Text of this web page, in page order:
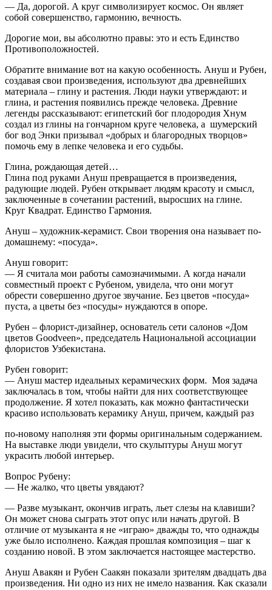
— Да, дорогой. А круг символизирует космос. Он являет
собой совершенство, гармонию, вечность.
Дорогие мои, вы абсолютно правы: это и есть Единство
Противоположностей.
Обратите внимание вот на какую особенность. Ануш и Рубен,
создавая свои произведения, используют два древнейших
материала – глину и растения. Люди науки утверждают: и
глина, и растения появились прежде человека. Древние
легенды рассказывают: египетский бог плодородия Хнум
создал из глины на гончарном круге человека, а шумерский
бог вод Энки призывал «добрых и благородных творцов»
помочь ему в лепке человека и его судьбы.
Глина, рождающая детей…
Глина под руками Ануш превращается в произведения,
радующие людей. Рубен открывает людям красоту и смысл,
заключенные в сочетании растений, выросших на глине.
Круг Квадрат. Единство Гармония.
Ануш – художник-керамист. Свои творения она называет по-
домашнему: «посуда».
Ануш говорит:
— Я считала мои работы самозначимыми. А когда начали
совместный проект с Рубеном, увидела, что они могут
обрести совершенно другое звучание. Без цветов «посуда»
пуста, а цветы без «посуды» нуждаются в опоре.
Рубен – флорист-дизайнер, основатель сети салонов «Дом
цветов Goodveen», председатель Национальной ассоциации
флористов Узбекистана.
Рубен говорит:
— Ануш мастер идеальных керамических форм. Моя задача
заключалась в том, чтобы найти для них соответствующее
продолжение. Я хотел показать, как можно фантастически
красиво использовать керамику Ануш, причем, каждый раз
по-новому наполняя эти формы оригинальным содержанием.
На выставке люди увидели, что скульптуры Ануш могут
украсить любой интерьер.
Вопрос Рубену:
— Не жалко, что цветы увядают?
— Разве музыкант, окончив играть, льет слезы на клавиши?
Он может снова сыграть этот опус или начать другой. В
отличие от музыканта я не «играю» дважды то, что однажды
уже было исполнено. Каждая прошлая композиция – шаг к
созданию новой. В этом заключается настоящее мастерство.
Ануш Авакян и Рубен Саакян показали зрителям двадцать два
произведения. Ни одно из них не имело названия. Как сказали